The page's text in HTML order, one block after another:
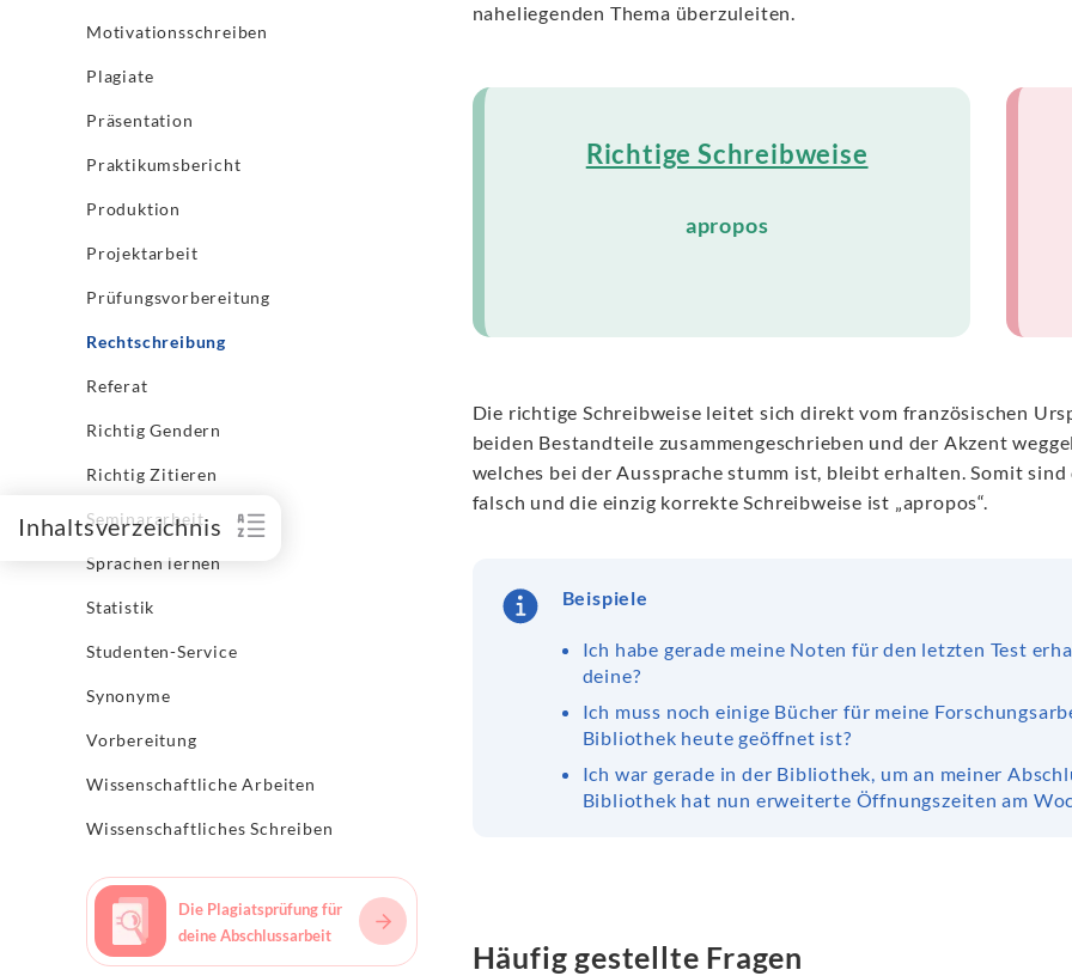
Motivationsschreiben
Plagiate
Präsentation
Praktikumsbericht
Produktion
Projektarbeit
Prüfungsvorbereitung
Rechtschreibung
Referat
Richtig Gendern
Richtig Zitieren
Seminararbeit
Sprachen lernen
Statistik
Studenten-Service
Synonyme
Vorbereitung
Wissenschaftliche Arbeiten
Wissenschaftliches Schreiben
Die Plagiatsprüfung für
deine Abschlussarbeit
Inhaltsverzeichnis
naheliegenden Thema überzuleiten.
Richtige Schreibweise
apropos
Die richtige Schreibweise leitet sich direkt vom französischen
beiden Bestandteile zusammengeschrieben und der Akzent
welches bei der Aussprache stumm ist, bleibt erhalten. Somit sind
falsch und die einzig korrekte Schreibweise ist „apropos“.
Beispiele
Ich habe gerade meine Noten für den letzten Test
deine?
Ich muss noch einige Bücher für meine
Bibliothek heute geöffnet ist?
Ich war gerade in der Bibliothek, um an meiner
Bibliothek hat nun erweiterte Öffnungszeiten am
Häufig gestellte Fragen